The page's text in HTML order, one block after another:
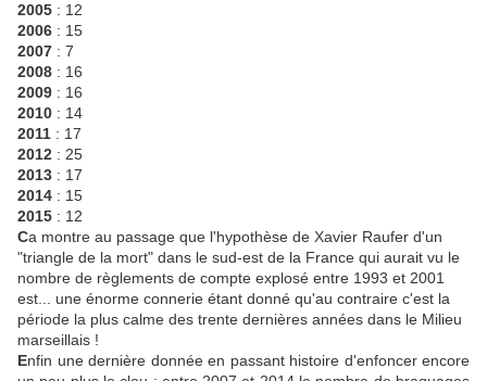
2005 : 12
2006 : 15
2007 : 7
2008 : 16
2009 : 16
2010 : 14
2011 : 17
2012 : 25
2013 : 17
2014 : 15
2015 : 12
Ca montre au passage que l'hypothèse de Xavier Raufer d'un
"triangle de la mort" dans le sud-est de la France qui aurait vu le
nombre de règlements de compte explosé entre 1993 et 2001
est... une énorme connerie étant donné qu'au contraire c'est la
période la plus calme des trente dernières années dans le Milieu
marseillais !
Enfin une dernière donnée en passant histoire d'enfoncer encore